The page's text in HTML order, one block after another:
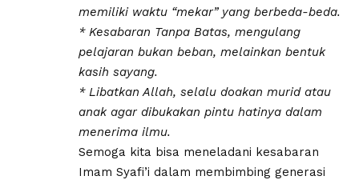
memiliki waktu “mekar” yang berbeda-beda.
* ​Kesabaran Tanpa Batas, mengulang
pelajaran bukan beban, melainkan bentuk
kasih sayang.
* ​Libatkan Allah, selalu doakan murid atau
anak agar dibukakan pintu hatinya dalam
menerima ilmu.
Semoga kita bisa meneladani kesabaran
Imam Syafi’i dalam membimbing generasi